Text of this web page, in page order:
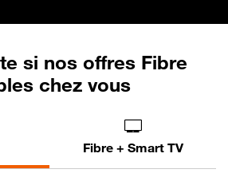
si nos offres Fibre
chez vous
Fibre + Smart TV